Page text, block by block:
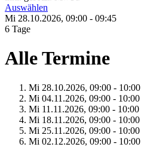
Auswählen
Mi 28.10.2026, 09:00 - 09:45
6 Tage
Alle Termine
Mi 28.10.2026, 09:00 - 10:00
Mi 04.11.2026, 09:00 - 10:00
Mi 11.11.2026, 09:00 - 10:00
Mi 18.11.2026, 09:00 - 10:00
Mi 25.11.2026, 09:00 - 10:00
Mi 02.12.2026, 09:00 - 10:00